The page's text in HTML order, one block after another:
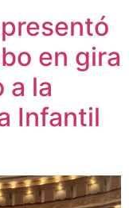
en gira
a la
Infantil